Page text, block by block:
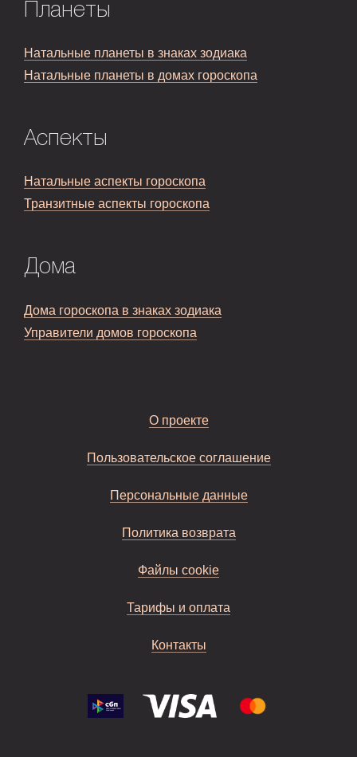
Планеты
Натальные планеты в знаках зодиака
Натальные планеты в домах гороскопа
Аспекты
Натальные аспекты гороскопа
Транзитные аспекты гороскопа
Дома
Дома гороскопа в знаках зодиака
Управители домов гороскопа
О проекте
Пользовательское соглашение
Персональные данные
Политика возврата
Файлы cookie
Тарифы и оплата
Контакты